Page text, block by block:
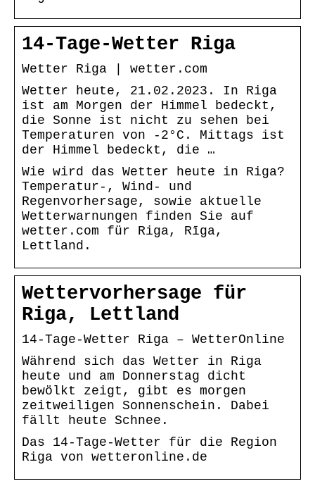
14-Tage-Wetter Riga
Wetter Riga | wetter.com
Wetter heute, 21.02.2023. In Riga
ist am Morgen der Himmel bedeckt,
die Sonne ist nicht zu sehen bei
Temperaturen von -2°C. Mittags ist
der Himmel bedeckt, die …
Wie wird das Wetter heute in Riga?
Temperatur-, Wind- und
Regenvorhersage, sowie aktuelle
Wetterwarnungen finden Sie auf
wetter.com für Riga, Rīga,
Lettland.
Wettervorhersage für
Riga, Lettland
14-Tage-Wetter Riga – WetterOnline
Während sich das Wetter in Riga
heute und am Donnerstag dicht
bewölkt zeigt, gibt es morgen
zeitweiligen Sonnenschein. Dabei
fällt heute Schnee.
Das 14-Tage-Wetter für die Region
Riga von wetteronline.de